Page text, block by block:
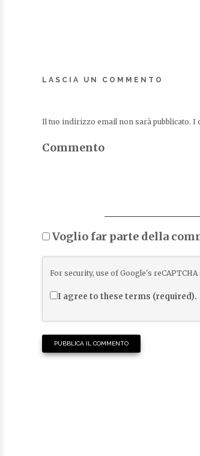
LASCIA UN COMMENTO
Il tuo indirizzo email non sarà pubblicato. I
Commento
Voglio far parte della
For security, use of Google's
I agree to these terms (required).